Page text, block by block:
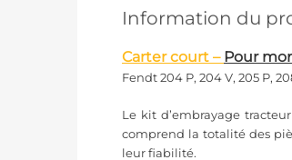
Information du
Carter court – Pour
Fendt 204 P, 204 V, 205 P,
Le kit d’embrayage
comprend la totalité des
leur fiabilité.